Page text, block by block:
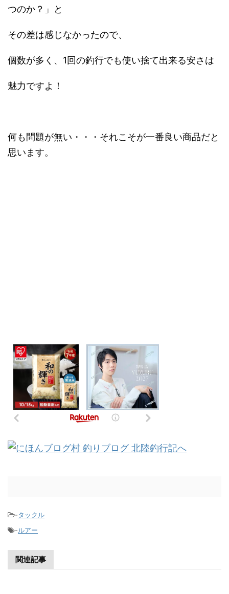
つのか？」と
その差は感じなかったので、
個数が多く、1回の釣行でも使い捨て出来る安さは
魅力ですよ！
何も問題が無い・・・それこそが一番良い商品だと
思います。
-タックル
-ルアー
関連記事